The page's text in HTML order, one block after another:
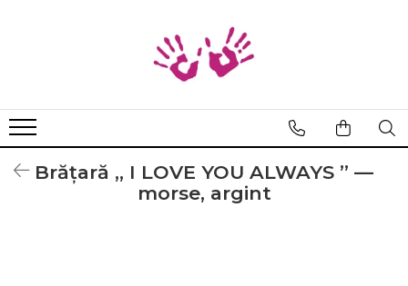
Cod Binar
Brățară „ I LOVE YOU ALWAYS ” —
morse, argint